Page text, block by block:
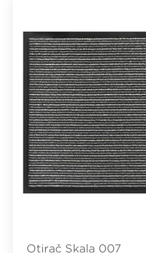
Otirač Skala 007